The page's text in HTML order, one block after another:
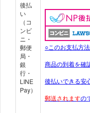
後払
い
（コ
ンビ
ニ・
郵便
局・
銀
行・
LINE
Pay）
○このお支払方
商品の到着を確
後払いできる安
郵送されますの